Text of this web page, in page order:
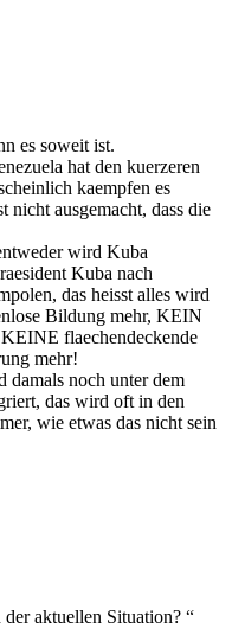
es soweit ist.
hat den kuerzeren
kaempfen es
nicht ausgemacht, dass die
wird Kuba
Kuba nach
das heisst alles wird
Bildung mehr, KEIN
flaechendeckende
mehr!
damals noch unter dem
das wird oft in den
wie etwas das nicht sein
aktuellen Situation? “